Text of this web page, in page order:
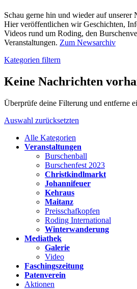
Schau gerne hin und wieder auf unserer
Hier veröffentlichen wir Geschichten,
Videos rund um Roding, den
Veranstaltungen. Zum Newsarchiv
Kategorien filtern
Keine Nachrichten
Überprüfe deine Filterung und entferne
Auswahl zurücksetzten
Alle Kategorien
Veranstaltungen
Burschenball
Burschenfest 2023
Christkindlmarkt
Johannifeuer
Kehraus
Maitanz
Preisschafkopfen
Roding International
Winterwanderung
Mediathek
Galerie
Video
Faschingszeitung
Patenverein
Aktionen